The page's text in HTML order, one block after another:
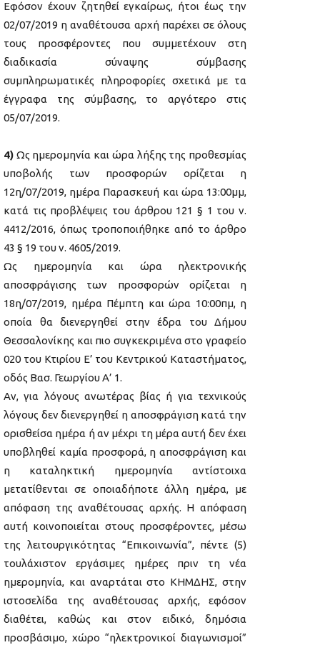
Εφόσον έχουν ζητηθεί εγκαίρως, ήτοι έως την
02/07/2019 η αναθέτουσα αρχή παρέχει σε όλους
τους προσφέροντες που συμμετέχουν στη
διαδικασία σύναψης σύμβασης
συμπληρωματικές πληροφορίες σχετικά με τα
έγγραφα της σύμβασης, το αργότερο στις
05/07/2019.
4) Ως ημερομηνία και ώρα λήξης της προθεσμίας
υποβολής των προσφορών ορίζεται η
12η/07/2019, ημέρα Παρασκευή και ώρα 13:00μμ,
κατά τις προβλέψεις του άρθρου 121 § 1 του ν.
4412/2016, όπως τροποποιήθηκε από το άρθρο
43 § 19 του ν. 4605/2019.
Ως ημερομηνία και ώρα ηλεκτρονικής
αποσφράγισης των προσφορών ορίζεται η
18η/07/2019, ημέρα Πέμπτη και ώρα 10:00πμ, η
οποία θα διενεργηθεί στην έδρα του Δήμου
Θεσσαλονίκης και πιο συγκεκριμένα στο γραφείο
020 του Κτιρίου Ε’ του Κεντρικού Καταστήματος,
οδός Βασ. Γεωργίου Α’ 1.
Αν, για λόγους ανωτέρας βίας ή για τεχνικούς
λόγους δεν διενεργηθεί η αποσφράγιση κατά την
ορισθείσα ημέρα ή αν μέχρι τη μέρα αυτή δεν έχει
υποβληθεί καμία προσφορά, η αποσφράγιση και
η καταληκτική ημερομηνία αντίστοιχα
μετατίθενται σε οποιαδήποτε άλλη ημέρα, με
απόφαση της αναθέτουσας αρχής. Η απόφαση
αυτή κοινοποιείται στους προσφέροντες, μέσω
της λειτουργικότητας “Επικοινωνία”, πέντε (5)
τουλάχιστον εργάσιμες ημέρες πριν τη νέα
ημερομηνία, και αναρτάται στο ΚΗΜΔΗΣ, στην
ιστοσελίδα της αναθέτουσας αρχής, εφόσον
διαθέτει, καθώς και στον ειδικό, δημόσια
προσβάσιμο, χώρο “ηλεκτρονικοί διαγωνισμοί”